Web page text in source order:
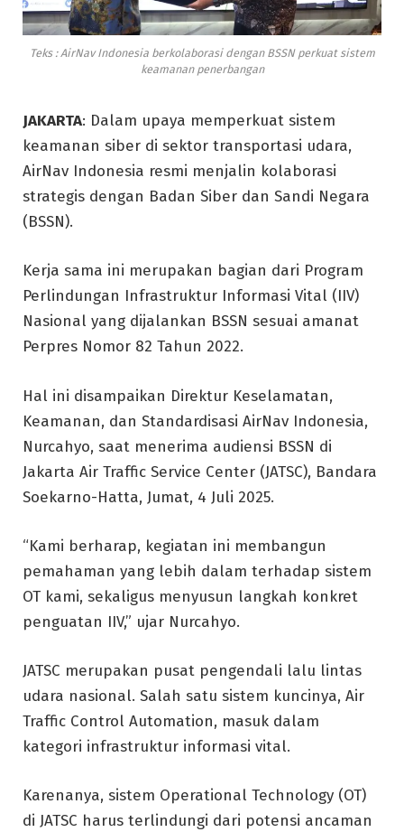
Teks : AirNav Indonesia berkolaborasi dengan BSSN perkuat sistem
keamanan penerbangan
JAKARTA: Dalam upaya memperkuat sistem
keamanan siber di sektor transportasi udara,
AirNav Indonesia resmi menjalin kolaborasi
strategis dengan Badan Siber dan Sandi Negara
(BSSN).
Kerja sama ini merupakan bagian dari Program
Perlindungan Infrastruktur Informasi Vital (IIV)
Nasional yang dijalankan BSSN sesuai amanat
Perpres Nomor 82 Tahun 2022.
Hal ini disampaikan Direktur Keselamatan,
Keamanan, dan Standardisasi AirNav Indonesia,
Nurcahyo, saat menerima audiensi BSSN di
Jakarta Air Traffic Service Center (JATSC), Bandara
Soekarno-Hatta, Jumat, 4 Juli 2025.
“Kami berharap, kegiatan ini membangun
pemahaman yang lebih dalam terhadap sistem
OT kami, sekaligus menyusun langkah konkret
penguatan IIV,” ujar Nurcahyo.
JATSC merupakan pusat pengendali lalu lintas
udara nasional. Salah satu sistem kuncinya, Air
Traffic Control Automation, masuk dalam
kategori infrastruktur informasi vital.
Karenanya, sistem Operational Technology (OT)
di JATSC harus terlindungi dari potensi ancaman